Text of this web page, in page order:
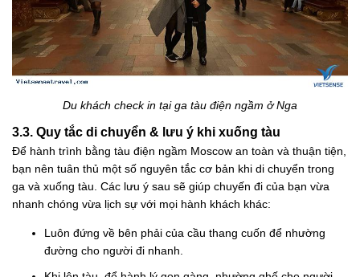
Du khách check in tại ga tàu điện ngầm ở Nga
3.3. Quy tắc di chuyển & lưu ý khi xuống tàu
Để hành trình bằng tàu điện ngầm Moscow an toàn và thuận tiện,
bạn nên tuân thủ một số nguyên tắc cơ bản khi di chuyển trong
ga và xuống tàu. Các lưu ý sau sẽ giúp chuyến đi của bạn vừa
nhanh chóng vừa lịch sự với mọi hành khách khác:
Luôn đứng về bên phải của cầu thang cuốn để nhường
đường cho người đi nhanh.